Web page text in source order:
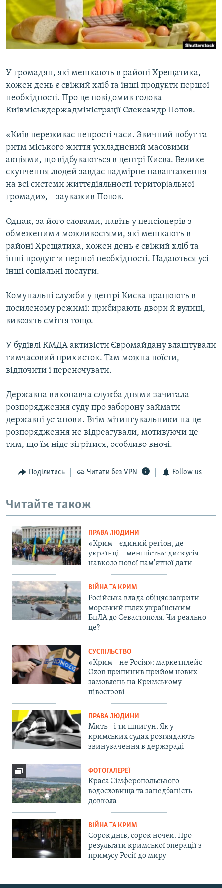
ВІДЕОУРОКИ «ELIFBE»
СВІДЧЕННЯ ОКУПАЦІЇ
УКРАЇНСЬКА ПРОБЛЕМА КРИМУ
Русский
Qırımtatar
Усі сайти RFE/RL
У громадян, які мешкають в районі Хрещатика,
кожен день є свіжий хліб та інші продукти першої
необхідності. Про це повідомив голова
Київміськдержадміністрації Олександр Попов.
«Київ переживає непрості часи. Звичний побут та
ритм міського життя ускладнений масовими
акціями, що відбуваються в центрі Києва. Велике
скупчення людей завдає надмірне навантаження
на всі системи життєдіяльності територіальної
громади», – зауважив Попов.
Однак, за його словами, навіть у пенсіонерів з
обмеженими можливостями, які мешкають в
районі Хрещатика, кожен день є свіжий хліб та
інші продукти першої необхідності. Надаються усі
інші соціальні послуги.
Комунальні служби у центрі Києва працюють в
посиленому режимі: прибирають двори й вулиці,
вивозять сміття тощо.
У будівлі КМДА активісти Євромайдану влаштували
тимчасовий прихисток. Там можна поїсти,
відпочити і переночувати.
Державна виконавча служба днями зачитала
розпорядження суду про заборону займати
державні установи. Втім мітингувальники на це
розпорядження не відреагували, мотивуючи це
тим, що їм ніде зігрітися, особливо вночі.
Поділитись Читати без VPN Follow us
Читайте також
ПРАВА ЛЮДИНИ
«Крим – єдиний регіон, де
українці – меншість»: дискусія
навколо нової пам'ятної дати
ВІЙНА ТА КРИМ
Російська влада обіцяє закрити
морський шлях українським
БпЛА до Севастополя. Чи реально
це?
СУСПІЛЬСТВО
«Крим – не Росія»: маркетплейс
Ozon припинив прийом нових
замовлень на Кримському
півострові
ПРАВА ЛЮДИНИ
Мить – і ти шпигун. Як у
кримських судах розглядають
звинувачення в держзраді
ФОТОГАЛЕРЕЇ
Краса Сімферопольського
водосховища та занедбаність
довкола
ВІЙНА ТА КРИМ
Сорок днів, сорок ночей. Про
результати кримської операції з
примусу Росії до миру